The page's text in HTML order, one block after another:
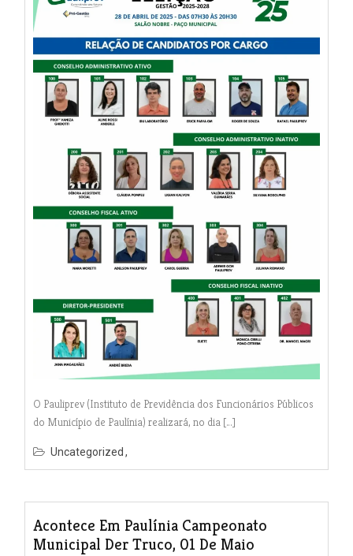
O Pauliprev (Instituto de Previdência dos Funcionários Públicos
do Município de Paulínia) realizará, no dia […]
Uncategorized
Acontece Em Paulínia Campeonato
Municipal Der Truco, 01 De Maio